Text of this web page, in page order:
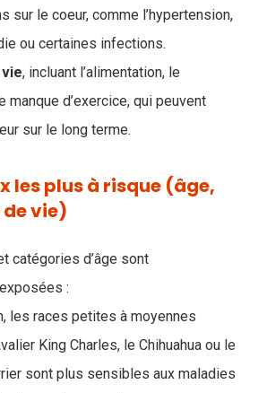
sur le coeur, comme l’hypertension,
ou certaines infections.
, incluant l’alimentation, le
manque d’exercice, qui peuvent
sur le long terme.
les plus à risque (âge,
vie)
catégories d’âge sont
:
les races petites à moyennes
King Charles, le Chihuahua ou le
sont plus sensibles aux maladies